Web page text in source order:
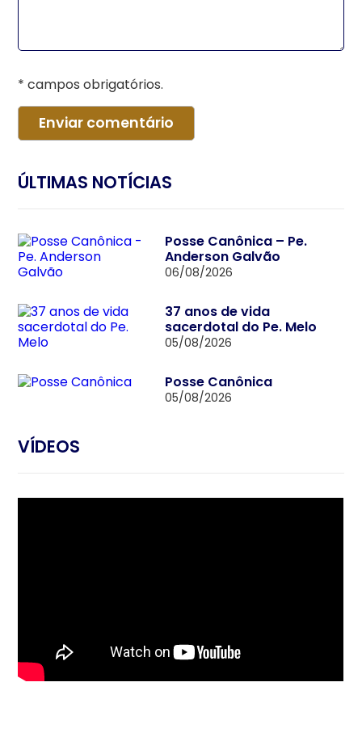
* campos obrigatórios.
ÚLTIMAS NOTÍCIAS
Posse Canônica – Pe.
Anderson Galvão
06/08/2026
37 anos de vida
sacerdotal do Pe. Melo
05/08/2026
Posse Canônica
05/08/2026
VÍDEOS